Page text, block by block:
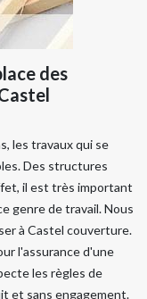
des
les travaux qui se
Des structures
il est très important
genre de travail. Nous
à Castel couverture.
l'assurance d'une
les règles de
et sans engagement.